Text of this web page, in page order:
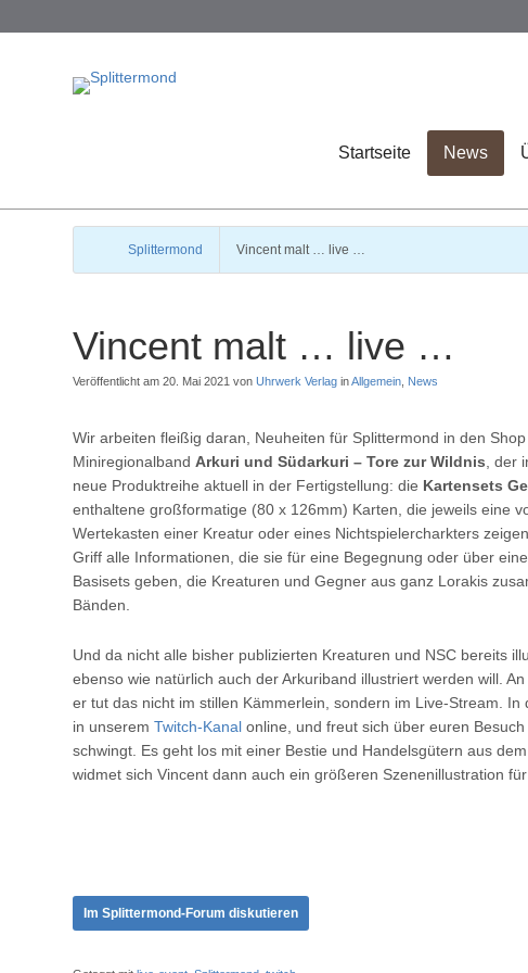
Startseite News
Splittermond Vincent malt … live …
Vincent malt … live …
Veröffentlicht am 20. Mai 2021 vonUhrwerk Verlag inAllgemein News
Wir arbeiten fleißig daran, Neuheiten für Splittermond in den
Miniregionalband Arkuri und Südarkuri – Tore zur Wildnis , der
neue Produktreihe aktuell in der Fertigstellung: die Kartensets
enthaltene großformatige (80 x 126mm) Karten, die jeweils eine
Wertekasten einer Kreatur oder eines Nichtspielercharkters
Griff alle Informationen, die sie für eine Begegnung oder über
Basisets geben, die Kreaturen und Gegner aus ganz Lorakis
Bänden.
Und da nicht alle bisher publizierten Kreaturen und NSC bereits
ebenso wie natürlich auch der Arkuriband illustriert werden will.
er tut das nicht im stillen Kämmerlein, sondern im Live-Stream.
in unseremTwitch-Kanal online, und freut sich über euren
schwingt. Es geht los mit einer Bestie und Handelsgütern aus
widmet sich Vincent dann auch ein größeren Szenenillustration für
Im Splittermond-Forum diskutieren